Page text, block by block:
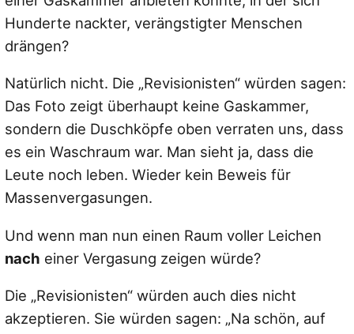
Hunderte nackter, verängstigter Menschen
drängen?
Natürlich nicht. Die „Revisionisten“ würden sagen:
Das Foto zeigt überhaupt keine Gaskammer,
sondern die Duschköpfe oben verraten uns, dass
es ein Waschraum war. Man sieht ja, dass die
Leute noch leben. Wieder kein Beweis für
Massenvergasungen.
Und wenn man nun einen Raum voller Leichen
nach einer Vergasung zeigen würde?
Die „Revisionisten“ würden auch dies nicht
akzeptieren. Sie würden sagen: „Na schön, auf